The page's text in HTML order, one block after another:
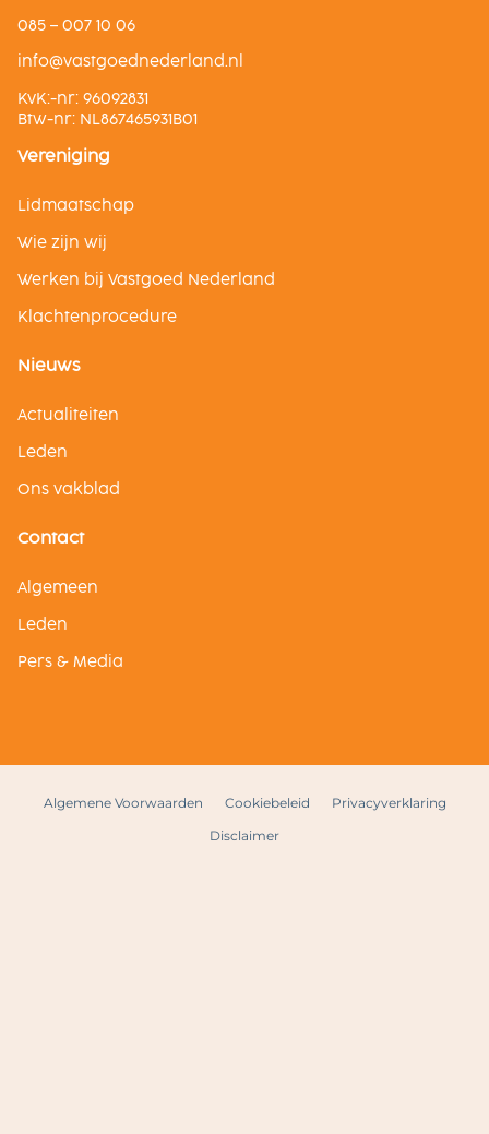
085 – 007 10 06
ln.dnalredendeogtsav@ofni
KvK:-nr: 96092831
Btw-nr: NL867465931B01
Vereniging
Lidmaatschap
Wie zijn wij
Werken bij Vastgoed Nederland
Klachtenprocedure
Nieuws
Actualiteiten
Leden
Ons vakblad
Contact
Algemeen
Leden
Pers & Media
Algemene Voorwaarden Cookiebeleid
Privacyverklaring
Disclaimer